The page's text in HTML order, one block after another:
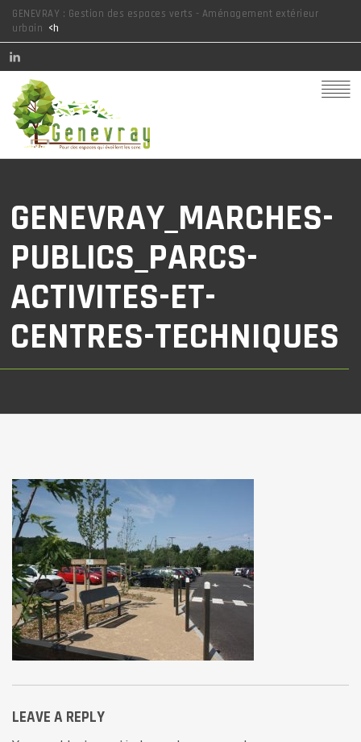
GENEVRAY : Gestion des espaces verts - Aménagement extérieur
urbain <h
GENEVRAY_MARCHES-
PUBLICS_PARCS-
ACTIVITES-ET-
CENTRES-TECHNIQUES
LEAVE A REPLY